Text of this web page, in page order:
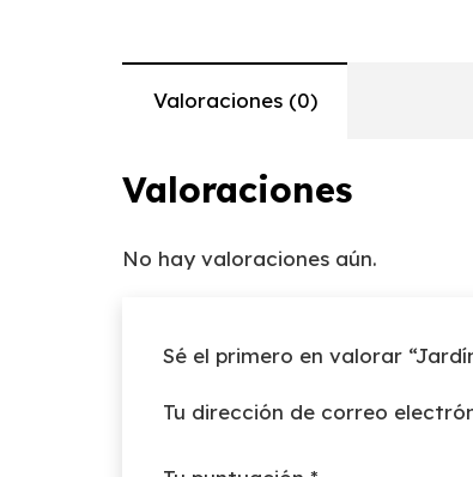
Valoraciones (0)
Valoraciones
No hay valoraciones aún.
Sé el primero en valorar
Tu dirección de correo